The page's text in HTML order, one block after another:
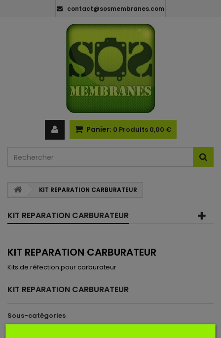
contact@sosmembranes.com
Panier: 0 Produits 0,00 €
KIT REPARATION CARBURATEUR
KIT REPARATION CARBURATEUR
KIT REPARATION CARBURATEUR
Kits de réfection pour carburateur
KIT REPARATION CARBURATEUR
Sous-catégories